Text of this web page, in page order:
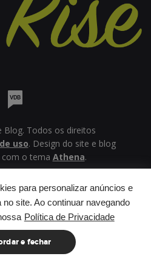
para personalizar anúncios e
site. Ao continuar navegando
Política de Privacidade
e fechar
Blog. Todos os direitos
uso. Design do site e blog
com o tema Athena.